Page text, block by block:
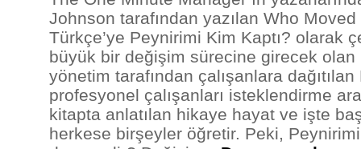
Johnson tarafından yazılan Who
Türkçe’ye Peynirimi Kim Kaptı? olarak
büyük bir değişim sürecine girecek olan
yönetim tarafından çalışanlara
profesyonel çalışanları isteklendirme
kitapta anlatılan hikaye hayat ve işte
herkese birşeyler öğretir. Peki, Peynirimi